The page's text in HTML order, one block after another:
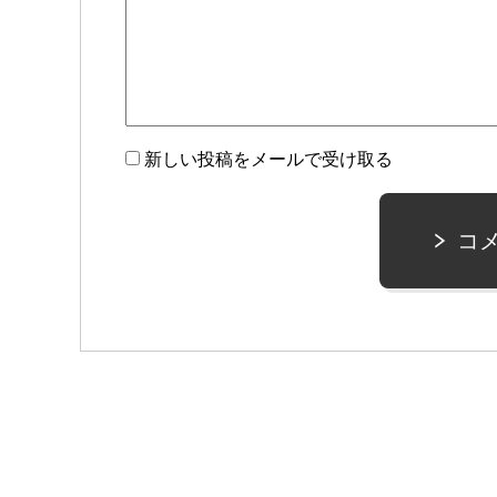
新しい投稿をメールで受け取る
コ